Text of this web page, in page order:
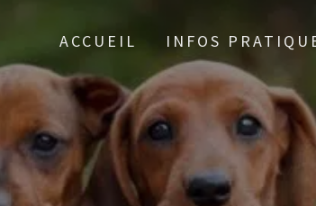
ACCUEIL INFOS